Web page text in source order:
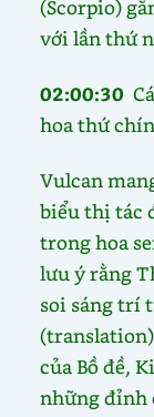
(Scorpio)
với lần thứ
02:00:30
hoa thứ chín
Vulcan
biểu thị tác
trong hoa
lưu ý rằng
soi sáng trí
của Bồ đề,
những đỉnh